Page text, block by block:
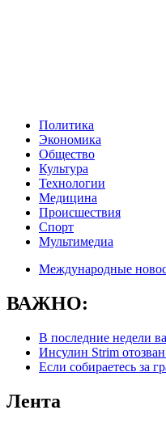
Политика
Экономика
Общество
Культура
Технологии
Медицина
Происшествия
Спорт
Мультимедиа
Международные
ВАЖНО:
В последние недели
Инсулин Strim отозван
Если собираетесь за
Лента